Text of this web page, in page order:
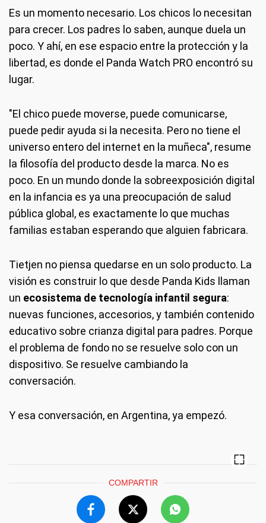
Es un momento necesario. Los chicos lo necesitan
para crecer. Los padres lo saben, aunque duela un
poco. Y ahí, en ese espacio entre la protección y la
libertad, es donde el Panda Watch PRO encontró su
lugar.
"El chico puede moverse, puede comunicarse,
puede pedir ayuda si la necesita. Pero no tiene el
universo entero del internet en la muñeca", resume
la filosofía del producto desde la marca. No es
poco. En un mundo donde la sobreexposición digital
en la infancia es ya una preocupación de salud
pública global, es exactamente lo que muchas
familias estaban esperando que alguien fabricara.
Tietjen no piensa quedarse en un solo producto. La
visión es construir lo que desde Panda Kids llaman
un ecosistema de tecnología infantil segura:
nuevas funciones, accesorios, y también contenido
educativo sobre crianza digital para padres. Porque
el problema de fondo no se resuelve solo con un
dispositivo. Se resuelve cambiando la
conversación.
Y esa conversación, en Argentina, ya empezó.
COMPARTIR